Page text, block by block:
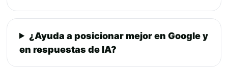
¿Ayuda a posicionar mejor en Google y
en respuestas de IA?